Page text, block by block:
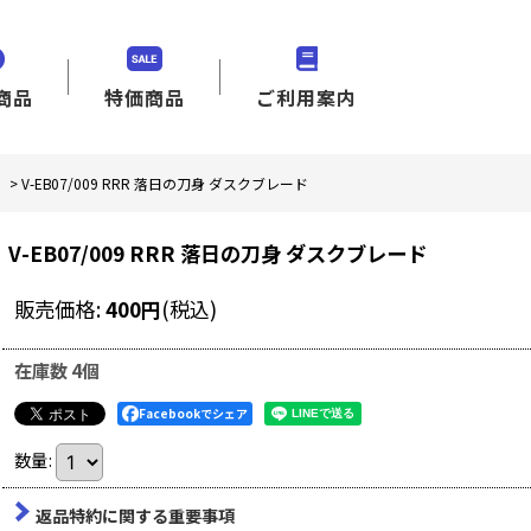
品 特価商品 ご利用案内
>V-EB07/009 RRR 落日の刀身 ダスクブレード
V-EB07/009 RRR 落日の刀身 ダスクブレード
販売価格:400円(税込)
在庫数 4個
Facebookでシェア
数量:
返品特約に関する重要事項